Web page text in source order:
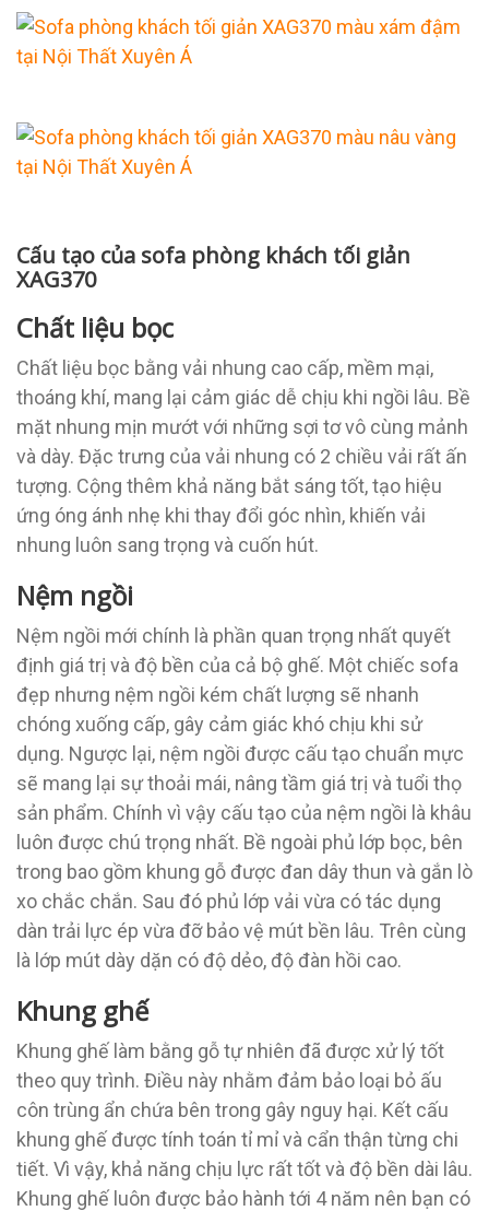
Cấu tạo của sofa phòng khách tối giản
XAG370
Chất liệu bọc
Chất liệu bọc bằng vải nhung cao cấp, mềm mại,
thoáng khí, mang lại cảm giác dễ chịu khi ngồi lâu. Bề
mặt nhung mịn mướt với những sợi tơ vô cùng mảnh
và dày. Đặc trưng của vải nhung có 2 chiều vải rất ấn
tượng. Cộng thêm khả năng bắt sáng tốt, tạo hiệu
ứng óng ánh nhẹ khi thay đổi góc nhìn, khiến vải
nhung luôn sang trọng và cuốn hút.
Nệm ngồi
Nệm ngồi mới chính là phần quan trọng nhất quyết
định giá trị và độ bền của cả bộ ghế. Một chiếc sofa
đẹp nhưng nệm ngồi kém chất lượng sẽ nhanh
chóng xuống cấp, gây cảm giác khó chịu khi sử
dụng. Ngược lại, nệm ngồi được cấu tạo chuẩn mực
sẽ mang lại sự thoải mái, nâng tầm giá trị và tuổi thọ
sản phẩm. Chính vì vậy cấu tạo của nệm ngồi là khâu
luôn được chú trọng nhất. Bề ngoài phủ lớp bọc, bên
trong bao gồm khung gỗ được đan dây thun và gắn lò
xo chắc chắn. Sau đó phủ lớp vải vừa có tác dụng
dàn trải lực ép vừa đỡ bảo vệ mút bền lâu. Trên cùng
là lớp mút dày dặn có độ dẻo, độ đàn hồi cao.
Khung ghế
Khung ghế làm bằng gỗ tự nhiên đã được xử lý tốt
theo quy trình. Điều này nhằm đảm bảo loại bỏ ấu
côn trùng ẩn chứa bên trong gây nguy hại. Kết cấu
khung ghế được tính toán tỉ mỉ và cẩn thận từng chi
tiết. Vì vậy, khả năng chịu lực rất tốt và độ bền dài lâu.
Khung ghế luôn được bảo hành tới 4 năm nên bạn có